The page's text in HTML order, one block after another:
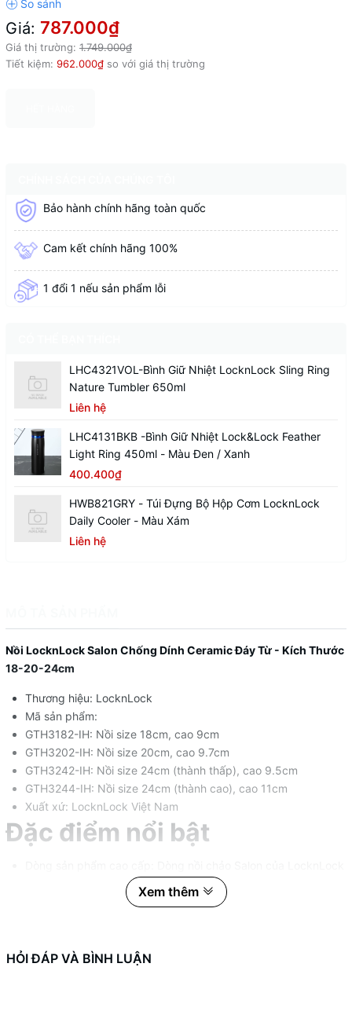
Giá: 787.000₫
Giá thị trường: 1.749.000₫
Tiết kiệm: 962.000₫ so với giá thị trường
Bảo hành chính hãng toàn quốc
Cam kết chính hãng 100%
1 đổi 1 nếu sản phẩm lỗi
LHC4321VOL-Bình Giữ Nhiệt LocknLock Sling Ring
Nature Tumbler 650ml
Liên hệ
LHC4131BKB -Bình Giữ Nhiệt Lock&Lock Feather
Light Ring 450ml - Màu Đen / Xanh
400.400₫
HWB821GRY - Túi Đựng Bộ Hộp Cơm LocknLock
Daily Cooler - Màu Xám
Liên hệ
Nồi LocknLock Salon Chống Dính Ceramic Đáy Từ - Kích Thước
18-20-24cm
Thương hiệu: LocknLock
Mã sản phẩm:
GTH3182-IH: Nồi size 18cm, cao 9cm
GTH3202-IH: Nồi size 20cm, cao 9.7cm
GTH3242-IH: Nồi size 24cm (thành thấp), cao 9.5cm
GTH3244-IH: Nồi size 24cm (thành cao), cao 11cm
Xuất xứ: LocknLock Việt Nam
Đặc điểm nổi bật
được chế tạo từ nhôm đúc nguyên khối với công nghệ
Anodizing hóa 2 lớp, đảm bảo độ bền vượt trội khi chịu nhiệt
Lớp phủ Ceramic chống dính cao cấp: Bề mặt nồi được phủ
Xem thêm
HỎI ĐÁP VÀ BÌNH LUẬN